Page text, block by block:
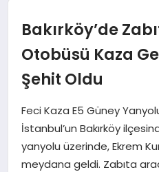
MAGAZIN
SAĞLIK
SIYASET
Bakırköy’de
Otobüsü Kaza
Şehit Oldu
Feci Kaza E5 Güney
İstanbul’un Bakırköy
yanyolu üzerinde, Ekrem
meydana geldi. Zabıta